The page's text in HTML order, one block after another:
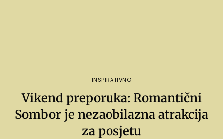
INSPIRATIVNO
Vikend preporuka: Romantični
Sombor je nezaobilazna atrakcija
za posjetu